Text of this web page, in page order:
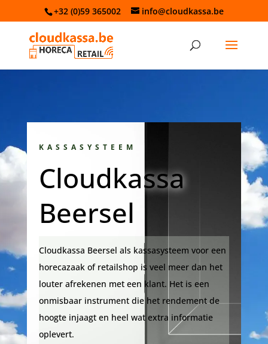
+32 (0)59 365002 info@cloudkassa.be
KASSASYSTEEM
Cloudkassa
Beersel
Cloudkassa Beersel als kassasysteem voor een
horecazaak of retailshop is veel meer dan het
louter afrekenen met een klant. Het is een
onmisbaar instrument die het rendement de
hoogte injaagt en heel wat extra informatie
oplevert.